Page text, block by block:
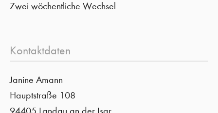
Zwei wöchentliche Wechsel
Kontaktdaten
Janine Amann
Hauptstraße 108